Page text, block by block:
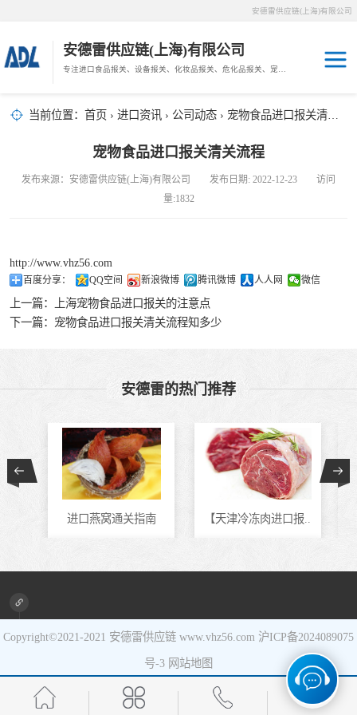
安德雷供应链(上海)有限公司
安德雷供应链(上海)有限公司
当前位置： 首页 › 进口资讯 › 公司动态 › 宠物食品进口报关清关流程
宠物食品进口报关清关流程
发布来源：安德雷供应链(上海)有限公司 发布日期: 2022-12-23 访问
量:1832
http://www.vhz56.com
百度分享： QQ空间 新浪微博 腾讯微博 人人网 微信
上一篇：
上海宠物食品进口报关的注意点
下一篇： 宠物食品进口报关清关流程知多少
安德雷的热门推荐
进口燕窝通关指南 【天津冷冻肉进口报..
进口新旧设备清关代.. 马来西亚冷冻虾进口..
Copyright©2021-2021 安德雷供应链 www.vhz56.com 沪ICP备2024089075
号-3 网站地图
其他报关
宠物粮进口
危化品进口
化妆品进口
食品进口
设备进口
木材报关
药材报关
汽车/游艇报关